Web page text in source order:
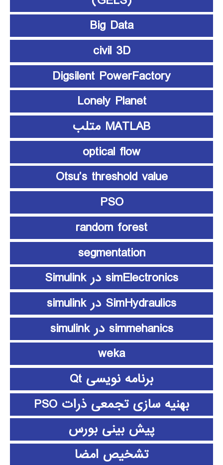
Big Data
civil 3D
Digsilent PowerFactory
Lonely Planet
MATLAB متلب
optical flow
Otsu’s threshold value
PSO
random forest
segmentation
simElectronics در Simulink
SimHydraulics در simulink
simmehanics در simulink
weka
برنامه نویسی Qt
بهنیه سازی تجمعی ذرات PSO
پیش بینی بورس
تشخیص امضا